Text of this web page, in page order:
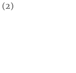
(2)